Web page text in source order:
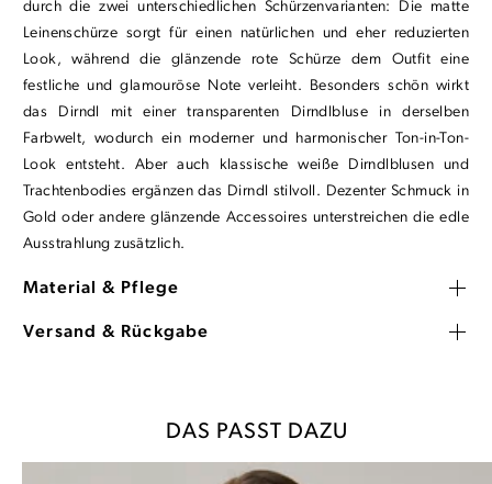
durch die zwei unterschiedlichen Schürzenvarianten: Die matte
Leinenschürze sorgt für einen natürlichen und eher reduzierten
Look, während die glänzende rote Schürze dem Outfit eine
festliche und glamouröse Note verleiht. Besonders schön wirkt
das Dirndl mit einer transparenten Dirndlbluse in derselben
Farbwelt, wodurch ein moderner und harmonischer Ton-in-Ton-
Look entsteht. Aber auch klassische weiße Dirndlblusen und
Trachtenbodies ergänzen das Dirndl stilvoll. Dezenter Schmuck in
Gold oder andere glänzende Accessoires unterstreichen die edle
Ausstrahlung zusätzlich.
Material & Pflege
Versand & Rückgabe
DAS PASST DAZU